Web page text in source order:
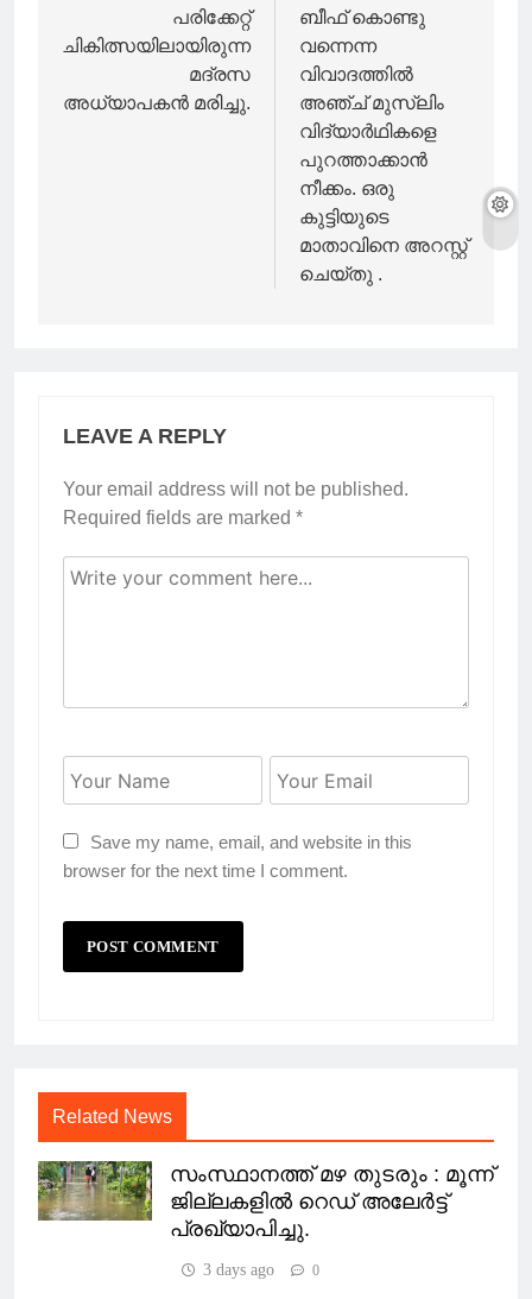
പരിക്കേറ്റ്
ചികിത്സയിലായിരുന്ന
മദ്രസ
അധ്യാപകൻ മരിച്ചു.
ബീഫ് കൊണ്ടു
വന്നെന്ന
വിവാദത്തിൽ
അഞ്ച് മുസ്‍ലിം
വിദ്യാർഥികളെ
പുറത്താക്കാൻ
നീക്കം. ഒരു
കുട്ടിയുടെ
മാതാവിനെ അറസ്റ്റ്
ചെയ്തു .
LEAVE A REPLY
Your email address will not be published.
Required fields are marked *
Save my name, email, and website in this
browser for the next time I comment.
Related News
സംസ്ഥാനത്ത് മഴ തുടരും : മൂന്ന്
ജില്ലകളിൽ റെഡ് അലേർട്ട്
പ്രഖ്യാപിച്ചു.
3 days ago 0